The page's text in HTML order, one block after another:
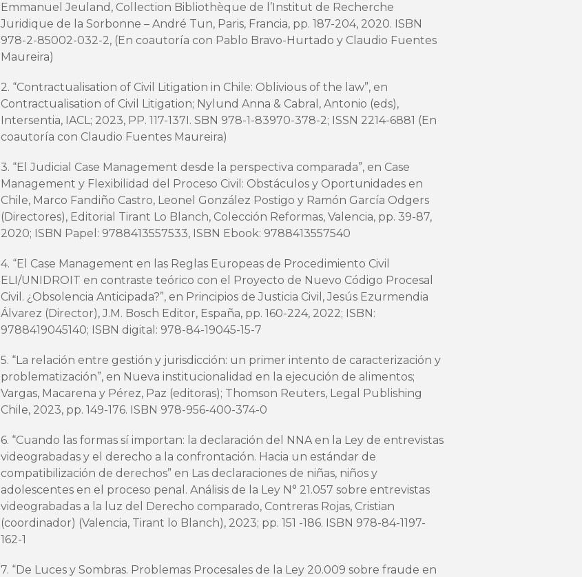
Emmanuel Jeuland, Collection Bibliothèque de l’Institut de Recherche
Juridique de la Sorbonne – André Tun, Paris, Francia, pp. 187-204, 2020. ISBN
978-2-85002-032-2, (En coautoría con Pablo Bravo-Hurtado y Claudio Fuentes
Maureira)
2. “Contractualisation of Civil Litigation in Chile: Oblivious of the law”, en
Contractualisation of Civil Litigation; Nylund Anna & Cabral, Antonio (eds),
Intersentia, IACL; 2023, PP. 117-137I. SBN 978-1-83970-378-2; ISSN 2214-6881 (En
coautoría con Claudio Fuentes Maureira)
3. “El Judicial Case Management desde la perspectiva comparada”, en Case
Management y Flexibilidad del Proceso Civil: Obstáculos y Oportunidades en
Chile, Marco Fandiño Castro, Leonel González Postigo y Ramón García Odgers
(Directores), Editorial Tirant Lo Blanch, Colección Reformas, Valencia, pp. 39-87,
2020; ISBN Papel: 9788413557533, ISBN Ebook: 9788413557540
4. “El Case Management en las Reglas Europeas de Procedimiento Civil
ELI/UNIDROIT en contraste teórico con el Proyecto de Nuevo Código Procesal
Civil. ¿Obsolencia Anticipada?”, en Principios de Justicia Civil, Jesús Ezurmendia
Álvarez (Director), J.M. Bosch Editor, España, pp. 160-224, 2022; ISBN:
9788419045140; ISBN digital: 978-84-19045-15-7
5. “La relación entre gestión y jurisdicción: un primer intento de caracterización y
problematización”, en Nueva institucionalidad en la ejecución de alimentos;
Vargas, Macarena y Pérez, Paz (editoras); Thomson Reuters, Legal Publishing
Chile, 2023, pp. 149-176. ISBN 978-956-400-374-0
6. “Cuando las formas sí importan: la declaración del NNA en la Ley de entrevistas
videograbadas y el derecho a la confrontación. Hacia un estándar de
compatibilización de derechos” en Las declaraciones de niñas, niños y
adolescentes en el proceso penal. Análisis de la Ley N° 21.057 sobre entrevistas
videograbadas a la luz del Derecho comparado, Contreras Rojas, Cristian
(coordinador) (Valencia, Tirant lo Blanch), 2023; pp. 151 -186. ISBN 978-84-1197-
162-1
7. “De Luces y Sombras. Problemas Procesales de la Ley 20.009 sobre fraude en